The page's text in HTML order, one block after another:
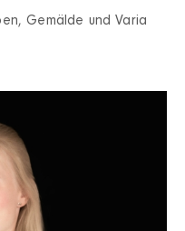
Gemälde und Varia